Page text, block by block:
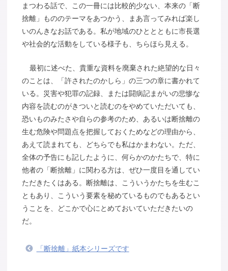
まつわる話で、この一冊には比較的少ない、本来の「断
捨離」もののテーマをあつかう、まあ言ってみれば楽し
いのんきなお話である。私が地域のひととともに市長選
や社会的な活動をしている様子も、ちらほら見える。
最初に述べた、貴重な資料を廃棄された絶望的な日々
のことは、「許されたのかしら」の三つの章に書かれて
いる。災害や犯罪の記録、または闘病記まがいの悲惨な
内容を読むのがきついと読むのをやめていただいても、
恐いものみたさや自らの参考のため、あるいは断捨離の
生む危険や問題点を把握しておくためなどの理由から、
あえて読まれても、どちらでも私はかまわない。ただ、
全体の予告にも記したように、何らかのかたちで、特に
他者の「断捨離」に関わる方は、ぜひ一度目を通してい
ただきたくはある。断捨離は、こういうかたちを生むこ
ともあり、こういう要素を秘めているものでもあるとい
うことを、どこかで心にとめておいていただきたいの
だ。
「断捨離」紙本シリーズです